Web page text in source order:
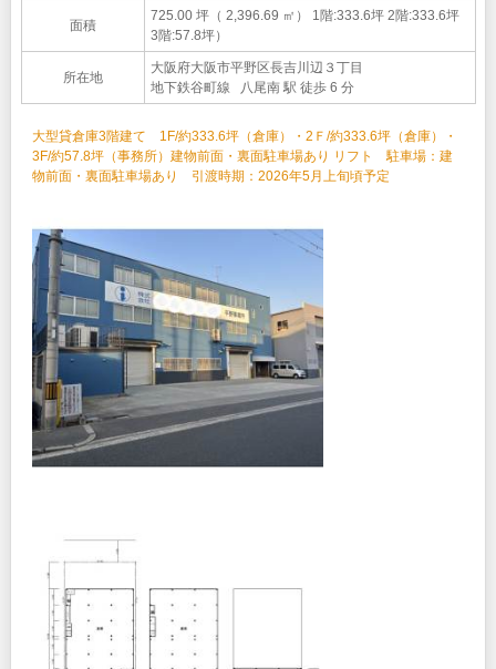
面積
725.00 坪（ 2,396.69 ㎡）
1階:333.6坪 2階:333.6坪
3階:57.8坪）
所在地
大阪府大阪市平野区長吉川辺３丁目
地下鉄谷町線 八尾南 駅 徒歩 6 分
大型貸倉庫3階建て 1F/約333.6坪（倉庫）・2Ｆ/約333.6坪（倉庫）・
3F/約57.8坪（事務所）建物前面・裏面駐車場あり リフト 駐車場：建
物前面・裏面駐車場あり 引渡時期：2026年5月上旬頃予定